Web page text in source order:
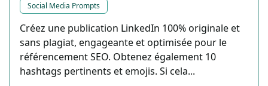
Social Media Prompts
Créez une publication LinkedIn 100% originale et
sans plagiat, engageante et optimisée pour le
référencement SEO. Obtenez également 10
hashtags pertinents et emojis. Si cela...